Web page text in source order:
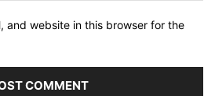
and website in this browser for the